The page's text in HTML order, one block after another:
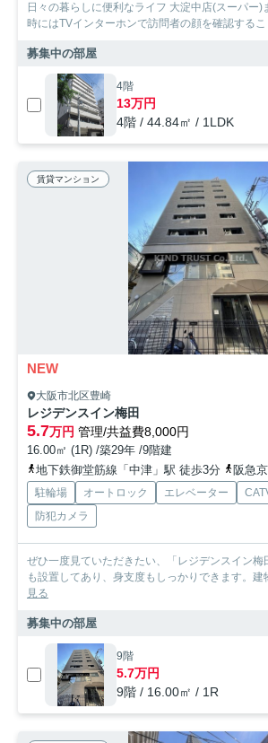
日々の暮らしに便利なライフ 大淀中店(スーパー)
時にはTVインターホンで訪問者の顔を確認するこ
募集中の部屋
4階
13万円
4階 / 44.84㎡ / 1LDK
賃貸マンション
NEW
大阪市北区豊崎
レジデンスイン梅田
5.7万円 管理/共益費8,000円
16.00㎡ (1R) /築29年 /9階建
地下鉄御堂筋線「中津」駅 徒歩3分
阪急京都
駐輪場 オートロック エレベーター
防犯カメラ
ぜひ一度見ていただきたい、「レジデンスイン梅
も設置してあり、身支度もしっかりできます。建
見る
募集中の部屋
9階
5.7万円
9階 / 16.00㎡ / 1R